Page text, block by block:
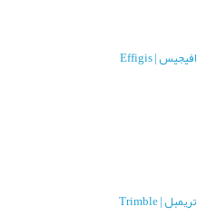
افیجیس | Effigis
تریمبل | Trimble